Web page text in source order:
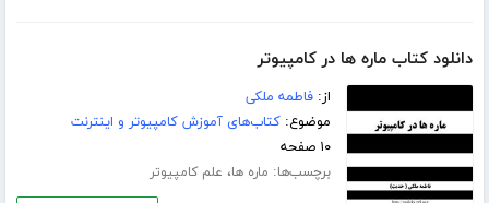
دانلود کتاب ماره ها در کامپیوتر
از:فاطمه ملکی
موضوع:کتاب‌های آموزش کامپیوتر و اینترنت
۱۰ صفحه
برچسب‌ها: ماره ها، علم کامپیوتر